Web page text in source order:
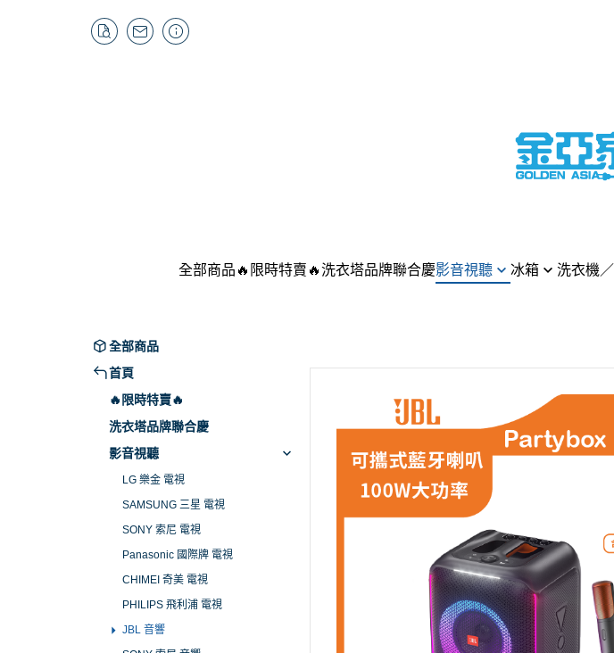
全部商品 🔥限時特賣🔥洗衣塔品牌聯合慶影音視聽
SONY 索尼 電視
Panasonic 國際牌 電視
CHIMEI 奇美 電視
PHILIPS 飛利浦 電視
JBL 音響
SONY 索尼 音響
SAMSUNG 三星 音響
harman kardon
LG 樂金 音響
冰箱
Panasonic 國際牌
MITSUBISHI 三菱電機
SAMSUNG 三星
Whirpool 惠而浦
SHARP 夏普
LG 樂金 電子衣櫥
洗衣機
SAMSUNG 三
Panasonic 國
TOSHIBA 東芝
Whirpool 惠而
全部商品
首頁
🔥限時特賣🔥
洗衣塔品牌聯合慶
影音視聽
LG 樂金 電視
SAMSUNG 三星 電視
SONY 索尼 電視
Panasonic 國際牌 電視
CHIMEI 奇美 電視
PHILIPS 飛利浦 電視
JBL 音響